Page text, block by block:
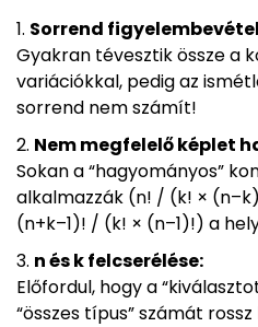
Sorrend
Gyakran tévesztik össze a
variációkkal, pedig az
sorrend nem számít!
Nem megfelelő képlet
Sokan a “hagyományos”
alkalmazzák (n! / (k! ×
(n+k–1)! / (k! × (n–1)!) a
n és k felcserélése:
Előfordul, hogy a
“összes típus” számát